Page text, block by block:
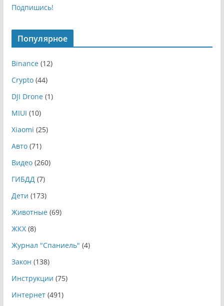
Подпишись!
Популярное
Binance(12)
Crypto(44)
DJI Drone(1)
MIUI (10)
Xiaomi (25)
Авто(71)
Видео(260)
ГИБДД(7)
Дети (173)
Животные(69)
ЖКХ(8)
Журнал "Спаниель" (4)
Закон (138)
Инструкции (75)
Интернет(491)